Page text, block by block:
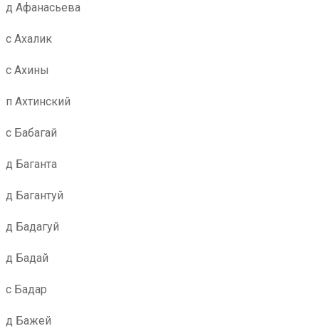
д Афанасьева
с Ахалик
с Ахины
п Ахтинский
с Бабагай
д Баганта
д Багантуй
д Бадагуй
д Бадай
с Бадар
д Бажей